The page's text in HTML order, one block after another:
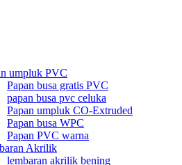
umpluk PVC
Papan busa gratis PVC
papan busa pvc celuka
Papan umpluk CO-Extruded
Papan busa WPC
Papan PVC warna
Akrilik
lembaran akrilik bening